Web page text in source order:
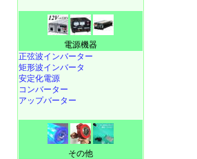
電源機器
正弦波インバーター
矩形波インバータ
安定化電源
コンバーター
アップバーター
その他